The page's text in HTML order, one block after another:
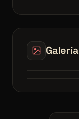
Galería